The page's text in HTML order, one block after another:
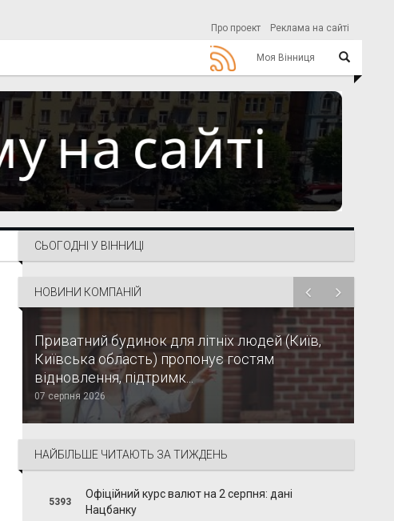
Про проект Реклама на сайті
Моя Вінниця
СЬОГОДНІ У ВІННИЦІ
НОВИНИ КОМПАНІЙ
Приватний будинок для літніх людей (Київ,
Київська область) пропонує гостям
відновлення, підтримк...
07 серпня 2026
НАЙБІЛЬШЕ ЧИТАЮТЬ ЗА ТИЖДЕНЬ
5393
Офіційний курс валют на 2 серпня: дані
Нацбанку